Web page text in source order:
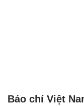
Báo chí Việt